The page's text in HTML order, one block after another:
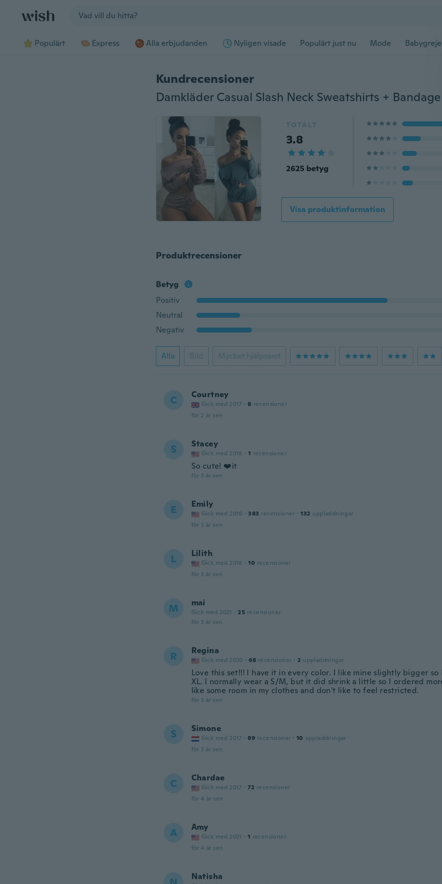
Populärt Express Alla erbjudanden Nyligen visade Populärt just nu Mode
Kundrecensioner
TOTALT
3.8
2625 betyg
Visa produktinformation
Produktrecensioner
Betyg
Positiv
Neutral
Negativ
Alla Bild Mycket hjälpsamt
C Courtney
Gick med 2017 · 8 recensioner
för 2 år sen
S Stacey
Gick med 2018 · 1 recensioner
So cute! ❤️it
för 3 år sen
E Emily
Gick med 2018 · 383 recensioner · 132 uppladdningar
för 3 år sen
L Lilith
Gick med 2018 · 10 recensioner
för 3 år sen
M mai
Gick med 2021 · 25 recensioner
för 3 år sen
R Regina
Gick med 2020 · 68 recensioner · 2 uppladdningar
Love this set!!! I have it in every color. I like mine slightly bigger
XL. I normally wear a S/M, but it did shrink a little so I ordered
like some room in my clothes and don't like to feel restricted.
för 3 år sen
S Simone
Gick med 2017 · 89 recensioner · 10 uppladdningar
för 3 år sen
C Chardae
Gick med 2017 · 72 recensioner
för 4 år sen
A Amy
Gick med 2021 · 1 recensioner
för 4 år sen
Natisha